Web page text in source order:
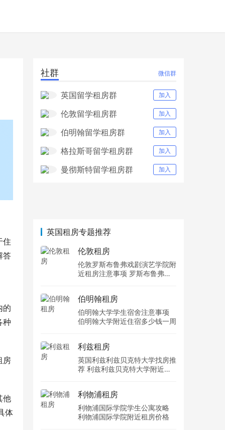
住
答
的
种
房
他
体
社群 微信群
英国留学租房群 加入
伦敦留学租房群 加入
伯明翰留学租房群 加入
格拉斯哥留学租房群 加入
曼彻斯特留学租房群 加入
英国租房专题推荐
伦敦租房
伦敦罗斯布鲁弗戏剧演艺学院附
近租房注意事项 罗斯布鲁弗戏
伯明翰租房
伯明翰大学学生宿舍注意事项
伯明翰大学附近住宿多少钱一周
利兹租房
英国利兹利兹贝克特大学找房推
荐 利兹利兹贝克特大学附近住
利物浦租房
利物浦国际学院学生公寓攻略
利物浦国际学院附近租房价格